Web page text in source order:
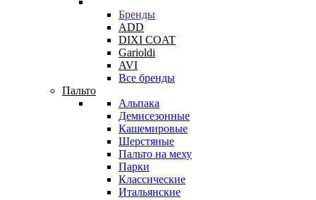
Бренды
ADD
DIXI COAT
Garioldi
AVI
Все бренды
Пальто
Альпака
Демисезонные
Кашемировые
Шерстяные
Пальто на меху
Парки
Классические
Итальянские